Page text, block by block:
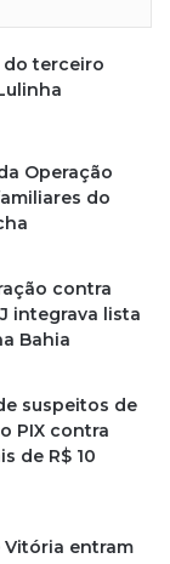
do terceiro
Operação
do
contra
integrava lista
Bahia
suspeitos de
PIX contra
de R$ 10
Vitória entram